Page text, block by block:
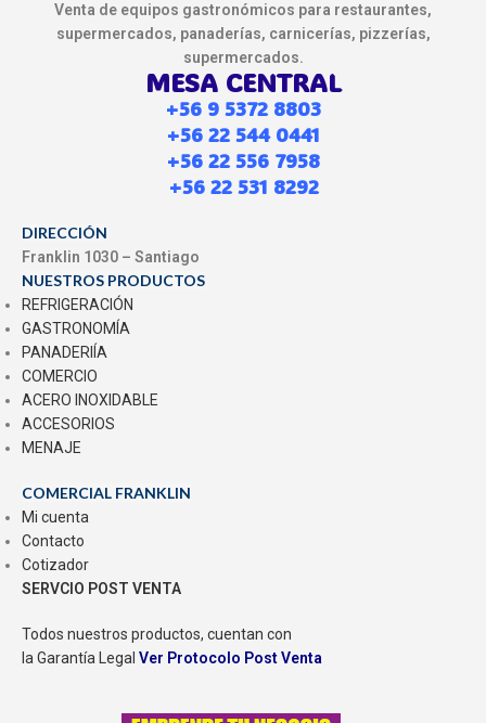
Venta de equipos gastronómicos para restaurantes,
supermercados, panaderías, carnicerías, pizzerías,
supermercados.
MESA CENTRAL
+56 9 5372 8803
+56 22 544 0441
+56 22 556 7958
+56 22 531 8292
DIRECCIÓN
Franklin 1030 – Santiago
NUESTROS PRODUCTOS
REFRIGERACIÓN
GASTRONOMÍA
PANADERIÍA
COMERCIO
ACERO INOXIDABLE
ACCESORIOS
MENAJE
COMERCIAL FRANKLIN
Mi cuenta
Contacto
Cotizador
SERVCIO POST VENTA
Todos nuestros productos, cuentan con
la Garantía Legal Ver Protocolo Post Venta